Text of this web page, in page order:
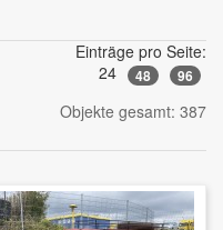
Einträge pro Seite:
24
48 96
Objekte gesamt: 387